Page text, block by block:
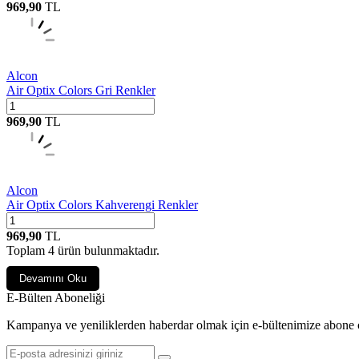
969,90 TL
Alcon
Air Optix Colors Gri Renkler
969,90 TL
Alcon
Air Optix Colors Kahverengi Renkler
969,90 TL
Toplam 4 ürün bulunmaktadır.
Devamını Oku
E-Bülten Aboneliği
Kampanya ve yeniliklerden haberdar olmak için e-bültenimize abone